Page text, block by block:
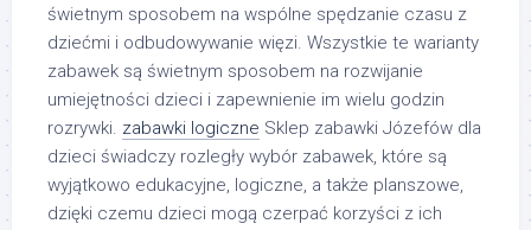
świetnym sposobem na wspólne spędzanie czasu z
dziećmi i odbudowywanie więzi. Wszystkie te warianty
zabawek są świetnym sposobem na rozwijanie
umiejętności dzieci i zapewnienie im wielu godzin
rozrywki. zabawki logiczne Sklep zabawki Józefów dla
dzieci świadczy rozległy wybór zabawek, które są
wyjątkowo edukacyjne, logiczne, a także planszowe,
dzięki czemu dzieci mogą czerpać korzyści z ich